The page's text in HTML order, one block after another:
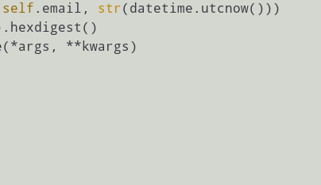
self .email, str(datetime.utcnow()))
**kwargs)